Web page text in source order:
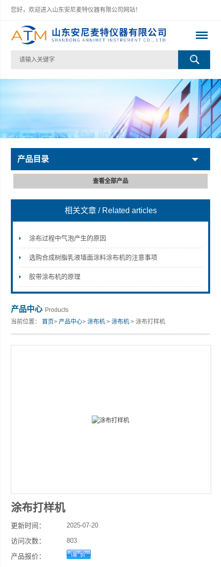
您好，欢迎进入山东安尼麦特仪器有限公司网站！
山东安尼麦特仪器有限公司
产品目录
查看全部产品
相关文章 / Related articles
涂布过程中气泡产生的原因
选购合成树脂乳液墙面涂料涂布机的注意事项
胶带涂布机的原理
产品中心 Products
当前位置：首页>产品中心>涂布机 >涂布机 > 涂布打样机
涂布打样机
更新时间： 2025-07-20
访问次数： 803
产品报价：